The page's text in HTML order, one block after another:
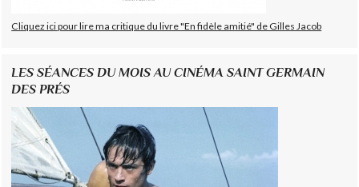
Cliquez ici pour lire ma critique du livre "En fidèle amitié" de Gilles Jacob
LES SÉANCES DU MOIS AU CINÉMA SAINT GERMAIN
DES PRÉS